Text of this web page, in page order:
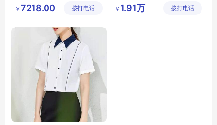
戴森镜后干手机
戴森HEPA干手器
有限公司
￥ 7218.00 拨打电话
dyson干手机
限公司
￥ 1.91万 拨打电话